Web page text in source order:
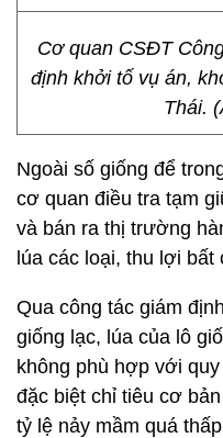
Cơ quan CSĐT
định khởi tố vụ án,
Thái.
Ngoài số giống để
cơ quan điều tra tạm
và bán ra thị trường
lúa các loại, thu lợi
Qua công tác giám
giống lạc, lúa của lô
không phù hợp với
đặc biệt chỉ tiêu cơ
tỷ lệ nảy mầm quá